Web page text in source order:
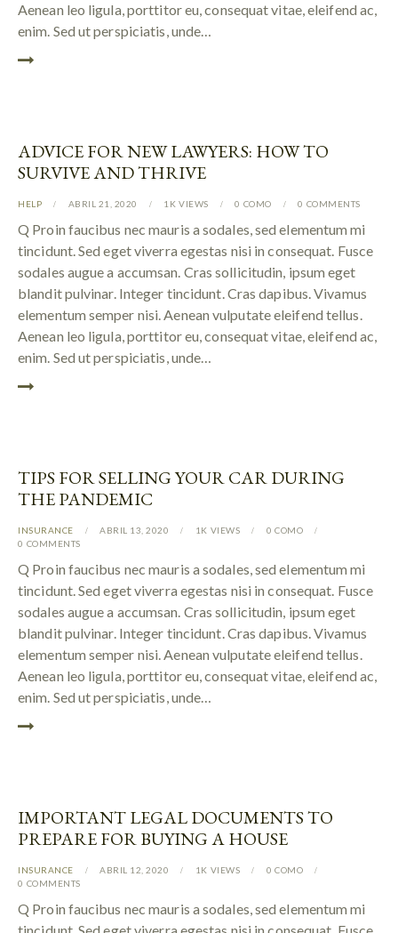
Aenean leo ligula, porttitor eu, consequat vitae, eleifend ac,
enim. Sed ut perspiciatis, unde…
ADVICE FOR NEW LAWYERS: HOW TO
SURVIVE AND THRIVE
HELP ABRIL 21, 2020 1K VIEWS 0 COMO 0 COMMENTS
Q Proin faucibus nec mauris a sodales, sed elementum mi
tincidunt. Sed eget viverra egestas nisi in consequat. Fusce
sodales augue a accumsan. Cras sollicitudin, ipsum eget
blandit pulvinar. Integer tincidunt. Cras dapibus. Vivamus
elementum semper nisi. Aenean vulputate eleifend tellus.
Aenean leo ligula, porttitor eu, consequat vitae, eleifend ac,
enim. Sed ut perspiciatis, unde…
TIPS FOR SELLING YOUR CAR DURING
THE PANDEMIC
INSURANCE ABRIL 13, 2020 1K VIEWS 0 COMO
0 COMMENTS
Q Proin faucibus nec mauris a sodales, sed elementum mi
tincidunt. Sed eget viverra egestas nisi in consequat. Fusce
sodales augue a accumsan. Cras sollicitudin, ipsum eget
blandit pulvinar. Integer tincidunt. Cras dapibus. Vivamus
elementum semper nisi. Aenean vulputate eleifend tellus.
Aenean leo ligula, porttitor eu, consequat vitae, eleifend ac,
enim. Sed ut perspiciatis, unde…
IMPORTANT LEGAL DOCUMENTS TO
PREPARE FOR BUYING A HOUSE
INSURANCE ABRIL 12, 2020 1K VIEWS 0 COMO
0 COMMENTS
Q Proin faucibus nec mauris a sodales, sed elementum mi